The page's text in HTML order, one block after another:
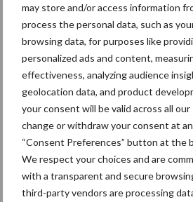
may store and/or access information
process the personal data, such as
browsing data, for purposes like
personalized ads and content,
effectiveness, analyzing audience
geolocation data, and product
your consent will be valid across all our
change or withdraw your consent at
“Consent Preferences” button at the
We respect your choices and are
with a transparent and secure
third-party vendors are processing
AVP in Finland
alertheid
3 aug
Vlaamse
dankzij groei van
3 aug
Intacte beren
varkenshouderij,
alles kloppen